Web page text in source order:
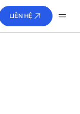
LIÊN HỆ